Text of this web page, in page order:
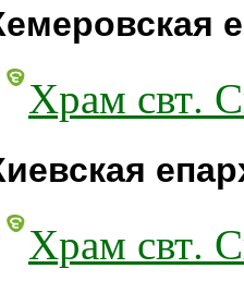
Храм свт.
Храм свт.